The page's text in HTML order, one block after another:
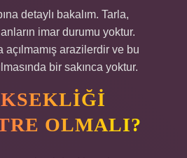
detaylı bakalım. Tarla,
imar durumu yoktur.
açılmamış arazilerdir ve bu
bir sakınca yoktur.
OLMALI?